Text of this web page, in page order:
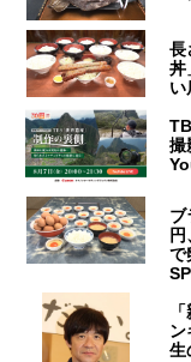
長
丼
い
撮
ブ
で
生